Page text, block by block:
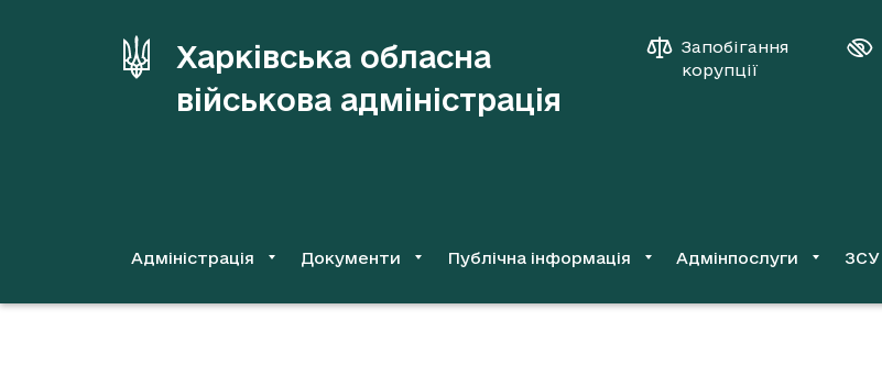
Харківська обласна
військова адміністрація
Запобігання
корупції
Адміністрація Документи Публічна інформація Адмінпослуги ЗСУ